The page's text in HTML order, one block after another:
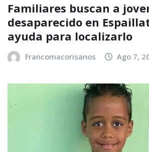
Familiares buscan a
desaparecido en
ayuda para localizarlo
Francomacorisanos Ago 7,